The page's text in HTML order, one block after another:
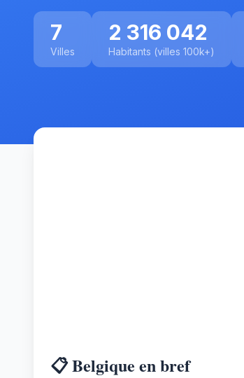
7
Villes
2 316 042
Habitants (villes 100k+)
📋 Belgique en bref